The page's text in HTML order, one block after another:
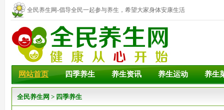
全民养生网-倡导全民一起参与养生，希望大家身体安康生活
幸福！
网站首页 四季养生 养生资讯 养生运动 养生
全民养生网 > 四季养生